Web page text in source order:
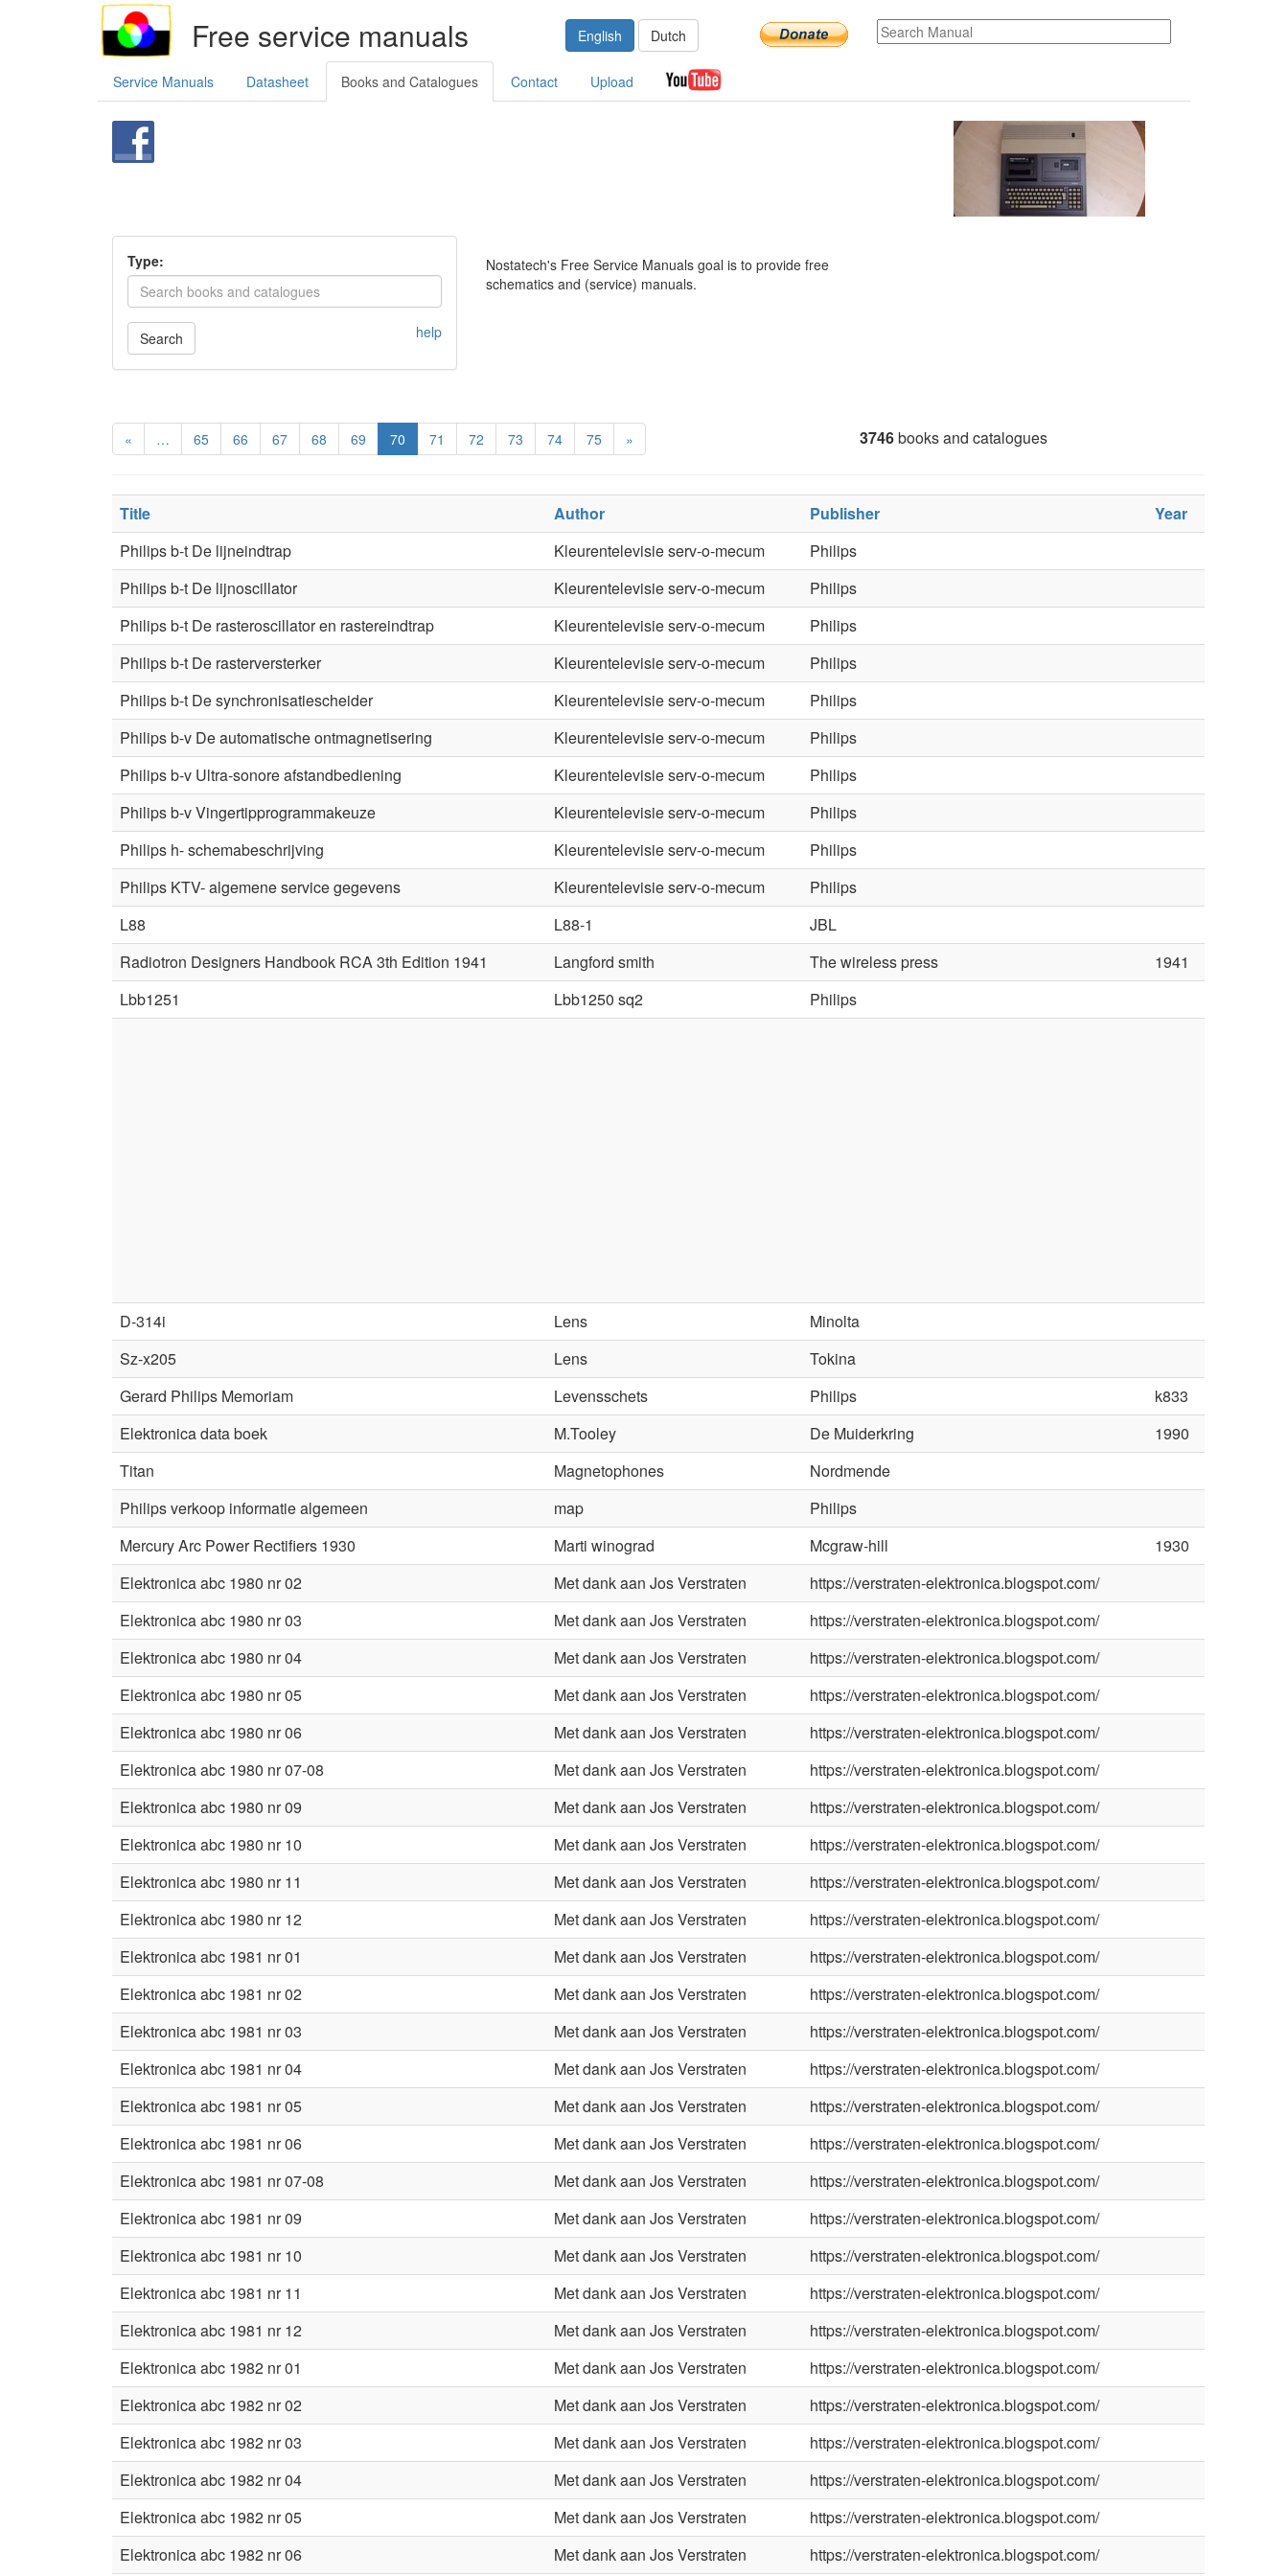
Free service manuals English Dutch
Service Manuals Datasheet Books and Catalogues Contact Upload
Type:
Search help
Nostatech's Free Service Manuals goal is to provide free
schematics and (service) manuals.
« … 65 66 67 68 69 70 71 72 73 74 75 » 3746books and catalogues
Title Author Publisher
Year
Philips b-t De lijneindtrap
Kleurentelevisie serv-o-mecum
Philips
Philips b-t De lijnoscillator
Kleurentelevisie serv-o-mecum
Philips
Philips b-t De rasteroscillator en rastereindtrap
Kleurentelevisie serv-o-mecum
Philips
Philips b-t De rasterversterker
Kleurentelevisie serv-o-mecum
Philips
Philips b-t De synchronisatiescheider
Kleurentelevisie serv-o-mecum
Philips
Philips b-v De automatische ontmagnetisering
Kleurentelevisie serv-o-mecum
Philips
Philips b-v Ultra-sonore afstandbediening
Kleurentelevisie serv-o-mecum
Philips
Philips b-v Vingertipprogrammakeuze
Kleurentelevisie serv-o-mecum
Philips
Philips h- schemabeschrijving
Kleurentelevisie serv-o-mecum
Philips
Philips KTV- algemene service gegevens
Kleurentelevisie serv-o-mecum
Philips
L88
L88-1
JBL
Radiotron Designers Handbook RCA 3th Edition 1941
Langford smith The wireless press
1941
Lbb1251
Lbb1250 sq2 Philips
D-314i Lens
Minolta
Sz-x205
Lens
Tokina
Gerard Philips Memoriam
Levensschets Philips
k833
Elektronica data boek
M.Tooley De Muiderkring
1990
Titan
Magnetophones
Nordmende
Philips verkoop informatie algemeen
map
Philips
Mercury Arc Power Rectifiers 1930
Marti winograd Mcgraw-hill
1930
Elektronica abc 1980 nr 02
Met dank aan Jos Verstraten
https://verstraten-elektronica.blogspot.com/
Elektronica abc 1980 nr 03
Met dank aan Jos Verstraten
https://verstraten-elektronica.blogspot.com/
Elektronica abc 1980 nr 04
Met dank aan Jos Verstraten
https://verstraten-elektronica.blogspot.com/
Elektronica abc 1980 nr 05
Met dank aan Jos Verstraten
https://verstraten-elektronica.blogspot.com/
Elektronica abc 1980 nr 06
Met dank aan Jos Verstraten
https://verstraten-elektronica.blogspot.com/
Elektronica abc 1980 nr 07-08
Met dank aan Jos Verstraten
https://verstraten-elektronica.blogspot.com/
Elektronica abc 1980 nr 09
Met dank aan Jos Verstraten
https://verstraten-elektronica.blogspot.com/
Elektronica abc 1980 nr 10
Met dank aan Jos Verstraten
https://verstraten-elektronica.blogspot.com/
Elektronica abc 1980 nr 11
Met dank aan Jos Verstraten
https://verstraten-elektronica.blogspot.com/
Elektronica abc 1980 nr 12
Met dank aan Jos Verstraten
https://verstraten-elektronica.blogspot.com/
Elektronica abc 1981 nr 01
Met dank aan Jos Verstraten
https://verstraten-elektronica.blogspot.com/
Elektronica abc 1981 nr 02
Met dank aan Jos Verstraten
https://verstraten-elektronica.blogspot.com/
Elektronica abc 1981 nr 03
Met dank aan Jos Verstraten
https://verstraten-elektronica.blogspot.com/
Elektronica abc 1981 nr 04
Met dank aan Jos Verstraten
https://verstraten-elektronica.blogspot.com/
Elektronica abc 1981 nr 05
Met dank aan Jos Verstraten
https://verstraten-elektronica.blogspot.com/
Elektronica abc 1981 nr 06
Met dank aan Jos Verstraten
https://verstraten-elektronica.blogspot.com/
Elektronica abc 1981 nr 07-08
Met dank aan Jos Verstraten
https://verstraten-elektronica.blogspot.com/
Elektronica abc 1981 nr 09
Met dank aan Jos Verstraten
https://verstraten-elektronica.blogspot.com/
Elektronica abc 1981 nr 10
Met dank aan Jos Verstraten
https://verstraten-elektronica.blogspot.com/
Elektronica abc 1981 nr 11
Met dank aan Jos Verstraten
https://verstraten-elektronica.blogspot.com/
Elektronica abc 1981 nr 12
Met dank aan Jos Verstraten
https://verstraten-elektronica.blogspot.com/
Elektronica abc 1982 nr 01
Met dank aan Jos Verstraten
https://verstraten-elektronica.blogspot.com/
Elektronica abc 1982 nr 02
Met dank aan Jos Verstraten
https://verstraten-elektronica.blogspot.com/
Elektronica abc 1982 nr 03
Met dank aan Jos Verstraten
https://verstraten-elektronica.blogspot.com/
Elektronica abc 1982 nr 04
Met dank aan Jos Verstraten
https://verstraten-elektronica.blogspot.com/
Elektronica abc 1982 nr 05
Met dank aan Jos Verstraten
https://verstraten-elektronica.blogspot.com/
Elektronica abc 1982 nr 06
Met dank aan Jos Verstraten https://verstraten-elektronica.blogspot.com/